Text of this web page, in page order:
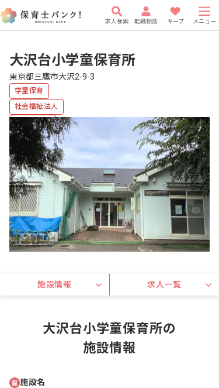
求人検索 転職相談 キープ メニュー
大沢台小学童保育所
東京都三鷹市大沢2-9-3
学童保育
社会福祉法人
複数園あり
福利厚生充実
車通勤可
有給
駅近5分以内
研修充実
施設情報 求人一覧
大沢台小学童保育所の
施設情報
施設名